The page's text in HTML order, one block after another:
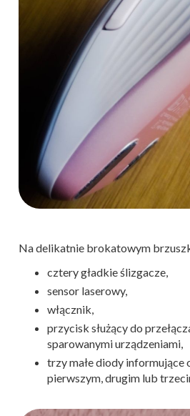
Na delikatnie brokatowym
cztery gładkie ślizgacze,
sensor laserowy,
włącznik,
przycisk służący do
sparowanymi urządzeniami,
trzy małe diody informujące
pierwszym, drugim lub